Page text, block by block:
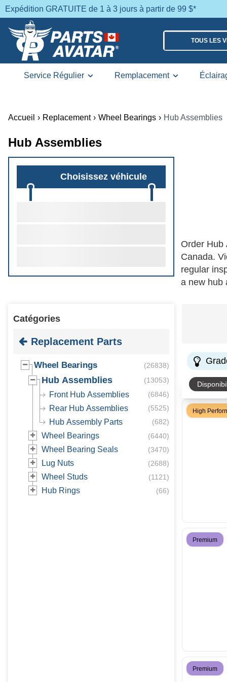
Expédition GRATUITE de 1 à 3 jours à partir de 99 $*
TOUS LES
Service Régulier Remplacement
Accueil › Replacement › Wheel Bearings › Hub Assemblies
Hub Assemblies
Choisissez véhicule
Order Hub
Canada.
regular
a new hub
best
Catégories
Replacement Parts
Wheel Bearings (26838)
Hub Assemblies (13053)
Front Hub Assemblies (6846)
Rear Hub Assemblies (5525)
Hub Assembly Parts (682)
Wheel Bearings (6440)
Wheel Bearing Seals (3470)
Lug Nuts (2688)
Wheel Studs (1121)
Hub Rings (66)
High
Premium
Premium